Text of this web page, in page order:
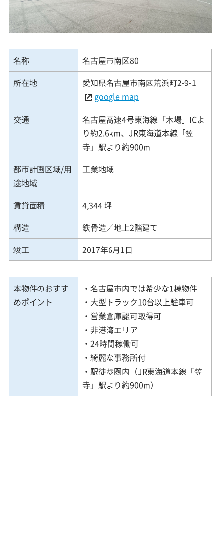
名称
名古屋市南区80
所在地
愛知県名古屋市南区荒浜町2-9-1
google map
交通
名古屋高速4号東海線「木場」ICよ
り約2.6km、JR東海道本線「笠
寺」駅より約900m
都市計画区域/用
途地域
工業地域
賃貸面積
4,344 坪
構造
鉄骨造／地上2階建て
竣工
2017年6月1日
本物件のおすす
めポイント
・名古屋市内では希少な1棟物件
・大型トラック10台以上駐車可
・営業倉庫認可取得可
・非港湾エリア
・24時間稼働可
・綺麗な事務所付
・駅徒歩圏内（JR東海道本線「笠
寺」駅より約900m）